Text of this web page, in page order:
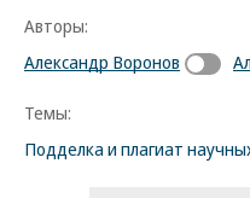
Авторы:
Александр Воронов
Темы:
Подделка и плагиат